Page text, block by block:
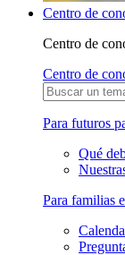
Centro de
Centro de
Centro de
Para futuros
Qué
Para familias